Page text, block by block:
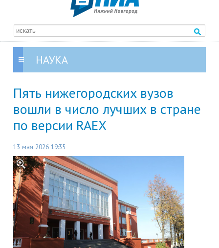
НАУКА
Пять нижегородских вузов
вошли в число лучших в стране
по версии RAEX
13 мая 2026 19:35